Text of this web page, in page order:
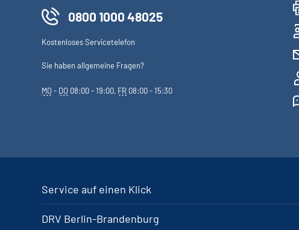
0800 1000 48025
Kostenloses Servicetelefon
Sie haben allgemeine Fragen?
MO- DO 08:00 - 19:00, FR 08:00 - 15:30
Service auf einen Klick
DRV Berlin-Brandenburg